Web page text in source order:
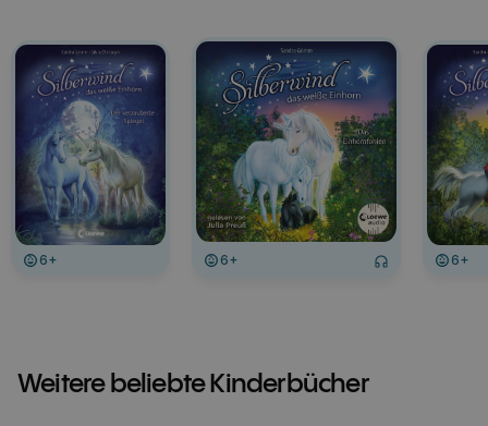
6+ 6+ 6+
Weitere beliebte Kinderbücher